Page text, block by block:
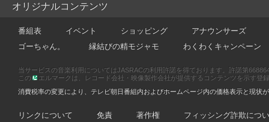
オリジナルコンテンツ
番組表 イベント ショッピング
アナウンサーズ
ゴーちゃん。
縁結びの精モジャモ わくわくキャンペーン
当サービスの音楽利用についてはJASRACの利用許諾を得ております。許諾第
この
エルマークは、レコード会社・映像製作会社が提供するコンテンツを示す登
消費税率の変更により、テレビ朝日番組内およびホームページ内の価格表示と現状
リンクについて 免責 著作権 フィッシング詐欺につ